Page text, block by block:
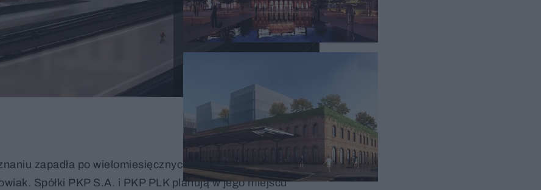
zapadła po wielomiesięcznych negocjacjach miasta z
Spółki PKP S.A. i PKP PLK planują w jego miejscu